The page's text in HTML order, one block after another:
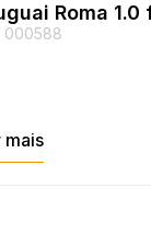
Roma 1.0
000588
mais